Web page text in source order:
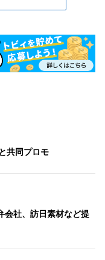
共同プロモ
会社、訪日素材など提